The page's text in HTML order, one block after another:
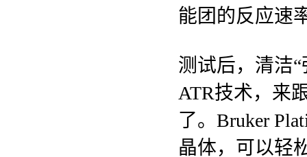
能团的反应速
测试后，清洁
ATR技术，来
了。Bruker
晶体，可以轻